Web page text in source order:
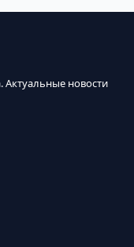
Актуальные новости